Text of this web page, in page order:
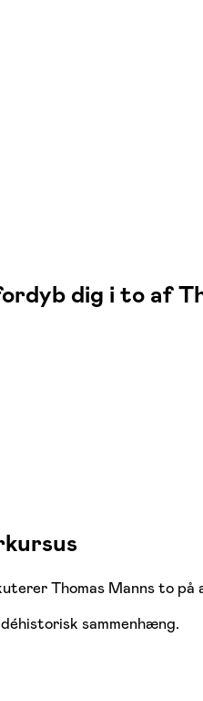
dig i to af
Thomas Manns to
sammenhæng.